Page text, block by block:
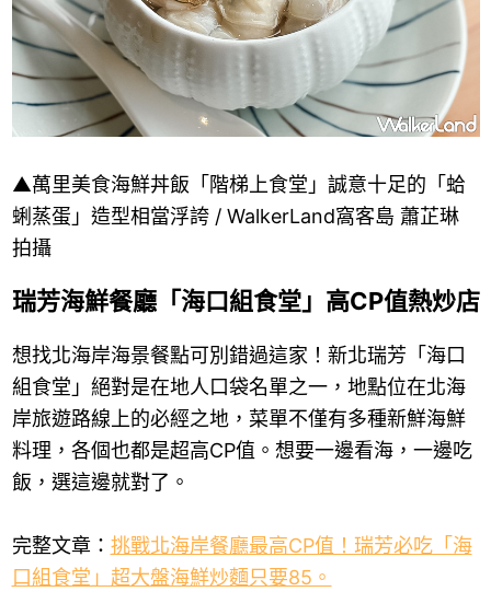
▲萬里美食海鮮丼飯「階梯上食堂」誠意十足的「蛤
蜊蒸蛋」造型相當浮誇 / WalkerLand窩客島 蕭芷琳
拍攝
瑞芳海鮮餐廳「海口組食堂」高CP值熱炒店
想找北海岸海景餐點可別錯過這家！新北瑞芳「海口
組食堂」絕對是在地人口袋名單之一，地點位在北海
岸旅遊路線上的必經之地，菜單不僅有多種新鮮海鮮
料理，各個也都是超高CP值。想要一邊看海，一邊吃
飯，選這邊就對了。
完整文章： 挑戰北海岸餐廳最高CP值！瑞芳必吃「海
口組食堂」超大盤海鮮炒麵只要85。